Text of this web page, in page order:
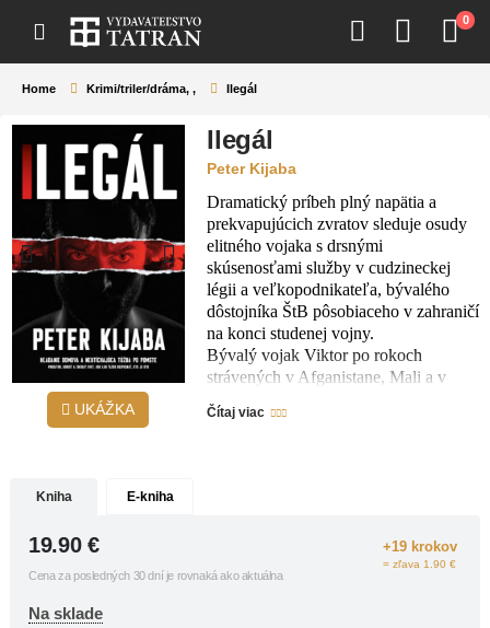
0
Home Krimi/triler/dráma, , Ilegál
UKÁŽKA
Ilegál
Peter Kijaba
Dramatický príbeh plný napätia a
prekvapujúcich zvratov sleduje osudy
elitného vojaka s drsnými
skúsenosťami služby v cudzineckej
légii a veľkopodnikateľa, bývalého
dôstojníka ŠtB pôsobiaceho v zahraničí
na konci studenej vojny.
Bývalý vojak Viktor po rokoch
strávených v Afganistane, Mali a v
nepokojmi sa vracia do rodných Košíc,
klinec, čaká ho posledná, dosiaľ
nedokončená úloha. Nemá na výber.
Čítaj viac
Kniha E-kniha
+19 krokov
= zľava 1.90 €
19.90 €
Cena za posledných 30 dní je rovnaká ako aktuálna
Na sklade